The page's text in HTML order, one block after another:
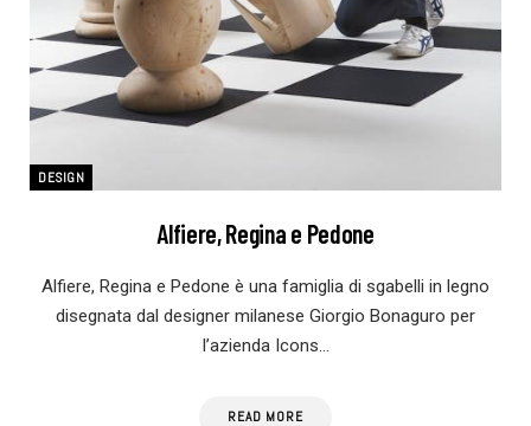
DESIGN
Alfiere, Regina e Pedone
Alfiere, Regina e Pedone è una famiglia di sgabelli in legno
disegnata dal designer milanese Giorgio Bonaguro per
l’azienda Icons…
READ MORE